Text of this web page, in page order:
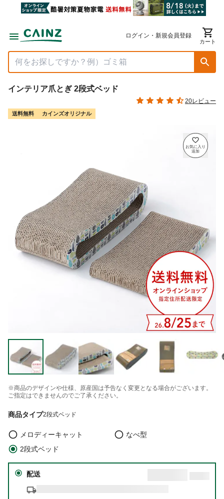
ログイン・新規会員登録
カート
インテリア爪とぎ 2段式ベッド
20レビュー
送料無料 カインズオリジナル
※商品のデザインや仕様、原産国は予告なく変更となる場合がございます。
ご指定はできませんのでご了承ください。
商品タイプ2段式ベッド
メロディーキャット
なべ型
2段式ベッド
配送